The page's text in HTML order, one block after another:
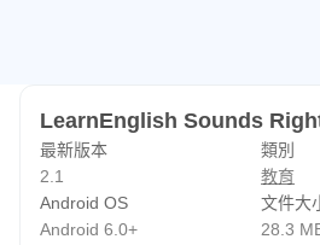
LearnEnglish Sounds
最新版本
2.1
類別
教育
Android OS
Android 6.0+
文件大
28.3